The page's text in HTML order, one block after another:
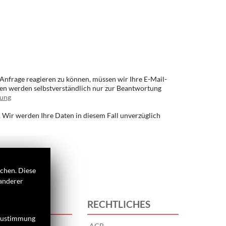
reagieren zu können, müssen wir Ihre E-Mail-
werden selbstverständlich nur zur Beantwortung
werden Ihre Daten in diesem Fall unverzüglich
RECHTLICHES
Diese